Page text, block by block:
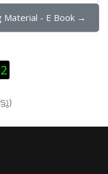
Material - E Book →
2